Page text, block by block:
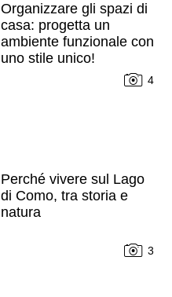
Organizzare gli spazi di
casa: progetta un
ambiente funzionale con
uno stile unico!
4
Perché vivere sul Lago
di Como, tra storia e
natura
3